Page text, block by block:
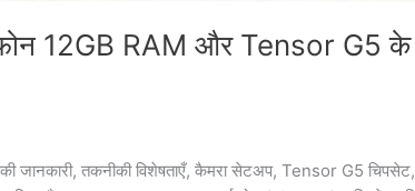
12GB RAM और Tensor G5 के
जानकारी, तकनीकी विशेषताएँ, कैमरा सेटअप, Tensor G5 चिपसेट,